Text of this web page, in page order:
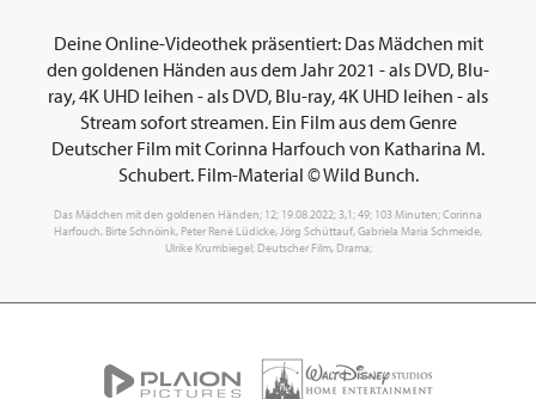
Deine Online-Videothek präsentiert: Das Mädchen mit
den goldenen Händen aus dem Jahr 2021 - als DVD, Blu-
ray, 4K UHD leihen - als DVD, Blu-ray, 4K UHD leihen - als
Stream sofort streamen. Ein Film aus dem Genre
Deutscher Film mit Corinna Harfouch von Katharina M.
Schubert. Film-Material © Wild Bunch.
Das Mädchen mit den goldenen Händen; 12; 19.08.2022; 3,1; 49; 103 Minuten; Corinna
Harfouch, Birte Schnöink, Peter René Lüdicke, Jörg Schüttauf, Gabriela Maria Schmeide,
Ulrike Krumbiegel; Deutscher Film, Drama;